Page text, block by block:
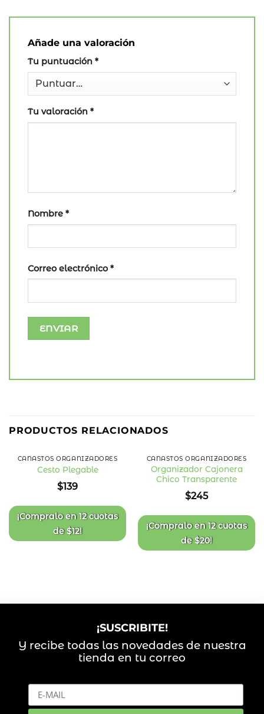
Añade una valoración
Tu puntuación *
Tu valoración *
Nombre *
Correo electrónico *
PRODUCTOS RELACIONADOS
de
deseos
CANASTOS ORGANIZADORES
Cesto Plegable
$139
¡Compralo en12 cuotas
de$12!
Añadir
CANASTOS ORGANIZADORES
Organizador Cajonera
Chico Transparente
$245
¡Compralo en12 cuotas
de$20!
¡SUSCRIBITE!
Y recibe todas las novedades de nuestra
tienda en tu correo